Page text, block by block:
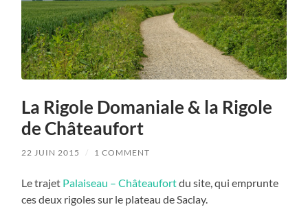
La Rigole Domaniale & la Rigole
de Châteaufort
22 JUIN 2015 / 1 COMMENT
Le trajet Palaiseau – Châteaufortdu site, qui emprunte
ces deux rigoles sur le plateau de Saclay.